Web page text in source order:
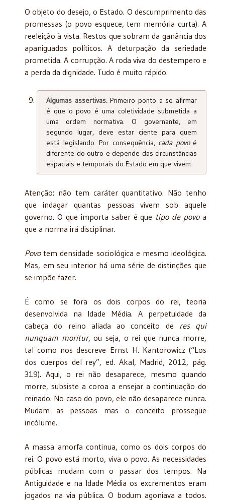
O objeto do desejo, o Estado. O descumprimento das
promessas (o povo esquece, tem memória curta). A
reeleição à vista. Restos que sobram da ganância dos
apaniguados políticos. A deturpação da seriedade
prometida. A corrupção. A roda viva do destempero e
a perda da dignidade. Tudo é muito rápido.
Algumas assertivas.Primeiro ponto a se afirmar
é que o povo é uma coletividade submetida a
uma ordem normativa. O governante, em
segundo lugar, deve estar ciente para quem
está legislando. Por consequência, cada povoé
diferente do outro e depende das circunstâncias
espaciais e temporais do Estado em que vivem.
Atenção: não tem caráter quantitativo. Não tenho
que indagar quantas pessoas vivem sob aquele
governo. O que importa saber é que tipo de povoa
que a norma irá disciplinar.
Povotem densidade sociológica e mesmo ideológica.
Mas, em seu interior há uma série de distinções que
se impõe fazer.
É como se fora os dois corpos do rei, teoria
desenvolvida na Idade Média. A perpetuidade da
cabeça do reino aliada ao conceito de res qui
nunquam moritur, ou seja, o rei que nunca morre,
tal como nos descreve Ernst H. Kantorowicz (“Los
dos cuerpos del rey”, ed. Akal, Madrid, 2012, pág.
319). Aqui, o rei não desaparece, mesmo quando
morre, subsiste a coroa a ensejar a continuação do
reinado. No caso do povo, ele não desaparece nunca.
Mudam as pessoas mas o conceito prossegue
incólume.
A massa amorfa continua, como os dois corpos do
rei. O povo está morto, viva o povo. As necessidades
públicas mudam com o passar dos tempos. Na
Antiguidade e na Idade Média os excrementos eram
jogados na via pública. O bodum agoniava a todos.